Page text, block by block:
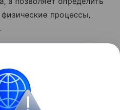
процессы,
Mail.